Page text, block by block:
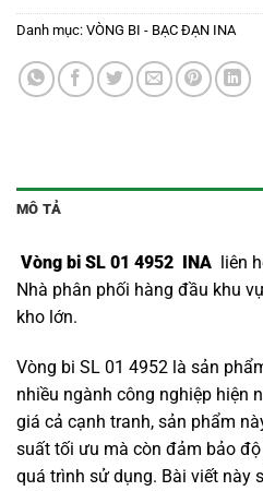
Danh mục: VÒNG BI - BẠC ĐẠN INA
MÔ TẢ
Vòng bi SL 01 4952 INA liên
Nhà phân phối hàng đầu khu
kho lớn.
Vòng bi SL 01 4952 là sản
nhiều ngành công nghiệp hiện
giá cả cạnh tranh, sản phẩm
suất tối ưu mà còn đảm bảo
quá trình sử dụng. Bài viết này